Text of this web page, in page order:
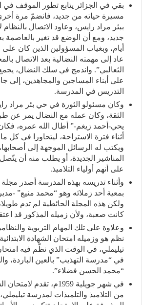
بقي في الجزائر يتابع تطور الموقف في
مسيرة حياته من جديد، فانضمّ مرة
ببئر مراد رايس، وعاود الاتصال
جديد، ومع أن الوضع قد تغير بالعاصمة
أيام، وبغياب المسؤولين الذين كان
عاد إلى مهمته النضالية بعد الاتصال
الثعالبي”. واندمج في سلك النضال،
على أبناء المساجين والمجاهدين، إلى
التدريس في المدرسة.
وكان مسئولو الثورة في حي بئر مراد
الثقة، وكان عمله مع النضال يمر عن
يحي-أحمد زيغم-” أطال الله عمره،
أثناء فترة الاستراحة، ليتحاورا في كل
ويكتب له الرسائل الموجهة إلى
المناشير الجديدة، أو يطلب منه أن
على أنهم أولياء التلاميذ.
وأثناء تدريسه بهذه المدرسة أصدر
بمعية أحد زملائه وهو “محمد منيع” -
ولكن هذه المجلة الحائطية لم تدم
كانت صعبة، ولأن زميله المذكور قد
وعلاوة على تلك المهام التربوية
نظم هو وزميله امتحان الشهادة
تيليملي، في الوقت الذي نظّم فيه
في “مدرسة التهذيب” بالعين الباردة،
“محمد الحسن فضلاء”.
في شهر جويلية 1959م، تقدم
من التلاميذ والتلميذات لمدرسة